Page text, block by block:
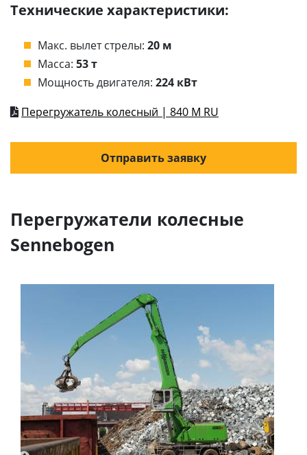
Технические характеристики:
Макс. вылет стрелы: 20 м
Масса: 53 т
Мощность двигателя: 224 кВт
Перегружатель колесный | 840 M RU
Отправить заявку
Перегружатели колесные
Sennebogen